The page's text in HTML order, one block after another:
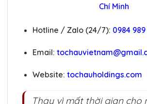
Chí Minh
Hotline / Zalo (24/7): 0984 989
Email:
Website: tochauholdings.com
Thay vì mất thời gian cho